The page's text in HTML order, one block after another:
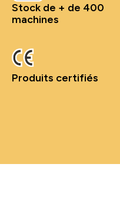
Stock de + de 400
machines
Produits certifiés